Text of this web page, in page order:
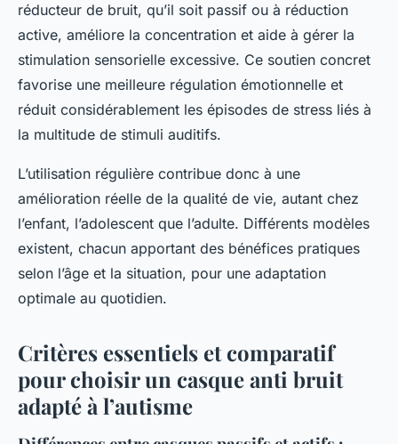
réducteur de bruit, qu’il soit passif ou à réduction
active, améliore la concentration et aide à gérer la
stimulation sensorielle excessive. Ce soutien concret
favorise une meilleure régulation émotionnelle et
réduit considérablement les épisodes de stress liés à
la multitude de stimuli auditifs.
L’utilisation régulière contribue donc à une
amélioration réelle de la qualité de vie, autant chez
l’enfant, l’adolescent que l’adulte. Différents modèles
existent, chacun apportant des bénéfices pratiques
selon l’âge et la situation, pour une adaptation
optimale au quotidien.
Critères essentiels et comparatif
pour choisir un casque anti bruit
adapté à l’autisme